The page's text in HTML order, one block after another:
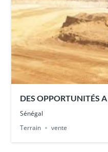
DES OPPORTUNITÉS
Sénégal
Terrain
vente